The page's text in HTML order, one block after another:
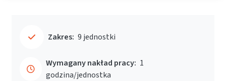
Zakres: 9 jednostki
Wymagany nakład pracy: 1
godzina/jednostka